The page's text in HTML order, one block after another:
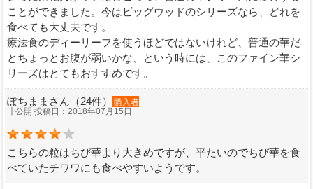
ことができました。今はビッグウッドのシリーズなら、どれを
食べても大丈夫です。
療法食のディーリーフを使うほどではないけれど、普通の華だ
とちょっとお腹が弱いかな、という時には、このファイン華シ
リーズはとてもおすすめです。
ぽちままさん（24件）
購入者
非公開 投稿日：2018年07月15日
こちらの粒はちび華より大きめですが、平たいのでちび華を食
べていたチワワにも食べやすいようです。